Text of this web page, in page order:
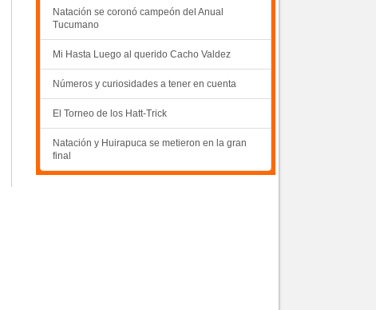
Natación se coronó campeón del Anual
Tucumano
Mi Hasta Luego al querido Cacho Valdez
Números y curiosidades a tener en cuenta
El Torneo de los Hatt-Trick
Natación y Huirapuca se metieron en la gran
final